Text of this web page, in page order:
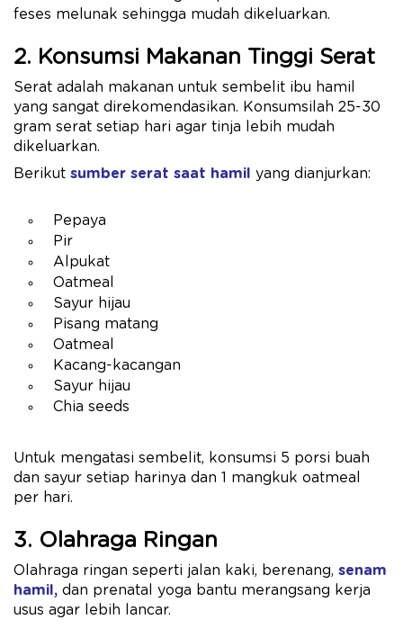
feses melunak sehingga mudah dikeluarkan.
2. Konsumsi Makanan Tinggi Serat
Serat adalah makanan untuk sembelit ibu hamil
yang sangat direkomendasikan. Konsumsilah 25-30
gram serat setiap hari agar tinja lebih mudah
dikeluarkan.
Berikut sumber serat saat hamil yang dianjurkan:
Pepaya
Pir
Alpukat
Oatmeal
Sayur hijau
Pisang matang
Oatmeal
Kacang-kacangan
Sayur hijau
Chia seeds
Untuk mengatasi sembelit, konsumsi 5 porsi buah
dan sayur setiap harinya dan 1 mangkuk oatmeal
per hari.
3. Olahraga Ringan
Olahraga ringan seperti jalan kaki, berenang, senam
hamil, dan prenatal yoga bantu merangsang kerja
usus agar lebih lancar.